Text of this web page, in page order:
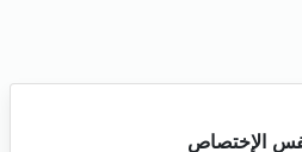
الإختصاص